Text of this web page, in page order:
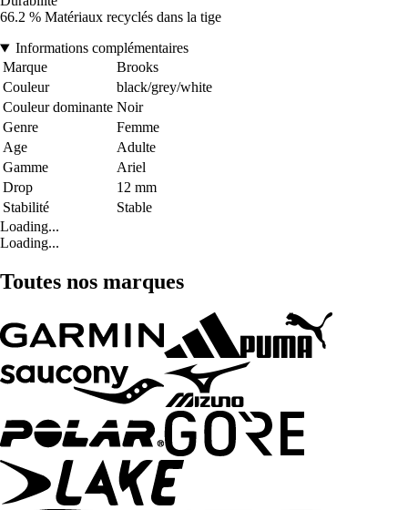
66.2 % Matériaux recyclés dans la tige
Informations complémentaires
Marque
Brooks
Couleur
black/grey/white
Couleur dominante Noir
Genre
Femme
Age
Adulte
Gamme
Ariel
Drop
12 mm
Stabilité
Stable
Loading...
Loading...
Toutes nos marques